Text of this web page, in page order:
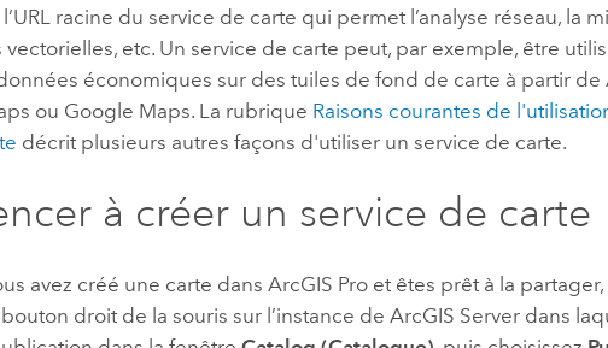
racine du service de carte qui permet l’analyse réseau, la
etc. Un service de carte peut, par exemple, être
économiques sur des tuiles de fond de carte à partir de
ou Google Maps. La rubrique Raisons courantes de
décrit plusieurs autres façons d'utiliser un service de carte.
à créer un service de carte
avez créé une carte dansArcGIS Pro et êtes prêt à la partager,
droit de la souris sur l’instance deArcGIS Server dans